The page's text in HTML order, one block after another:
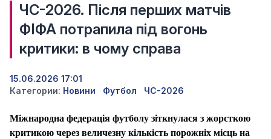
ЧС-2026. Після перших матчів
ФІФА потрапила під вогонь
критики: в чому справа
15.06.2026 17:01
Категории: Новини Футбол ЧС-2026
Міжнародна федерація футболу зіткнулася з жорсткою
критикою через величезну кількість порожніх місць на